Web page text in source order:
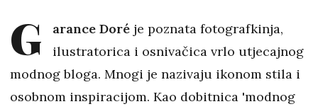
G arance Doréje poznata fotografkinja,
ilustratorica i osnivačica vrlo utjecajnog
modnog bloga. Mnogi je nazivaju ikonom stila i
osobnom inspiracijom. Kao dobitnica 'modnog